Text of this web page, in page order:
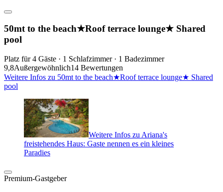
50mt to the beach★Roof terrace lounge★ Shared
pool
Platz für 4 Gäste · 1 Schlafzimmer · 1 Badezimmer
9,8Außergewöhnlich14 Bewertungen
Weitere Infos zu 50mt to the beach★Roof terrace lounge★ Shared
pool
Weitere Infos zu Ariana's
freistehendes Haus: Gaste nennen es ein kleines
Paradies
Premium-Gastgeber